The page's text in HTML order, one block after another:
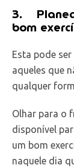
3.
bom
Esta pode
aqueles que
qualquer
Olhar para o
disponível
um bom
naquele dia